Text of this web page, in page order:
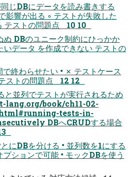
じDBにデータを読み書きする
影響が出る ◦ テストが失敗した
テストの問題点 10 10
ぬ DBのユニーク制約にひっかか
いデータ を作成できない テストの
終わらせたい • ✗ テストケース
ストの問題点 12 12
並列でテストが実行されるため
lang.org/book/ch11-02-
tests-in-
DBへCRUDする場合
にDBを分ける • 並列数を1にする
ションで可能 • モックDBを使う